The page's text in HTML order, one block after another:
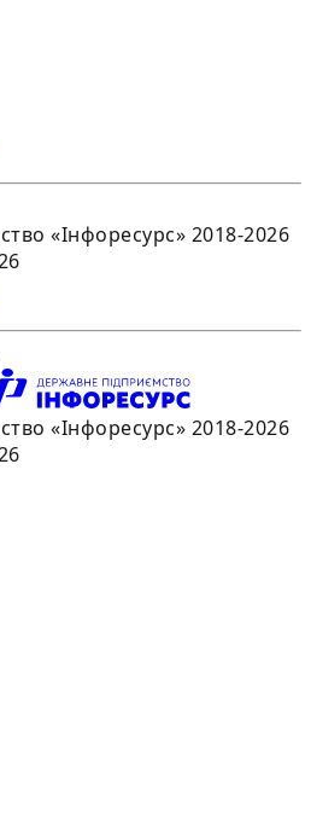
«Інфоресурс» 2018-2026
«Інфоресурс» 2018-2026